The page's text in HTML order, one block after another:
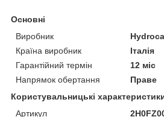
Основні
Виробник
Країна виробник
Італія
Гарантійний термін
12 міс
Напрямок обертання
Праве
Користувальницькі
Артикул